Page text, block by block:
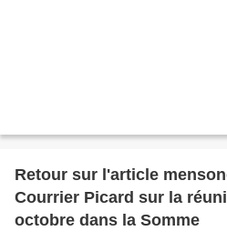
Retour sur l'article
Courrier Picard sur la
octobre dans la Somme